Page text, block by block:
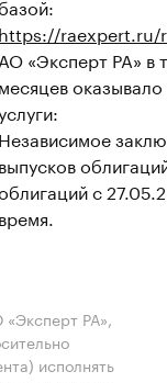
https://
АО «Эксперт РА» в
месяцев
Независимое
выпусков
с
время.
РА»,
исполнять